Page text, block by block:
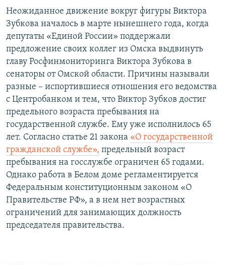
Неожиданное движение вокруг фигуры Виктора
Зубкова началось в марте нынешнего года, когда
депутаты «Единой России» поддержали
предложение своих коллег из Омска выдвинуть
главу Росфинмониторинга Виктора Зубкова в
сенаторы от Омской области. Причины называли
разные – испортившиеся отношения его ведомства
с Центробанком и тем, что Виктор Зубков достиг
предельного возраста пребывания на
государственной службе. Ему уже исполнилось 65
лет. Согласно статье 21 закона «О государственной
гражданской службе», предельный возраст
пребывания на госслужбе ограничен 65 годами.
Однако работа в Белом доме регламентируется
Федеральным конституционным законом «О
Правительстве РФ», а в нем нет возрастных
ограничений для занимающих должность
председателя правительства.